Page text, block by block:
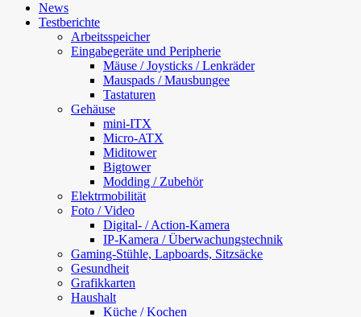
News
Testberichte
Arbeitsspeicher
Eingabegeräte und Peripherie
Mäuse / Joysticks / Lenkräder
Mauspads / Mausbungee
Tastaturen
Gehäuse
mini-ITX
Micro-ATX
Miditower
Bigtower
Modding / Zubehör
Elektrmobilität
Foto / Video
Digital- / Action-Kamera
IP-Kamera / Überwachungstechnik
Gaming-Stühle, Lapboards, Sitzsäcke
Gesundheit
Grafikkarten
Haushalt
Küche / Kochen